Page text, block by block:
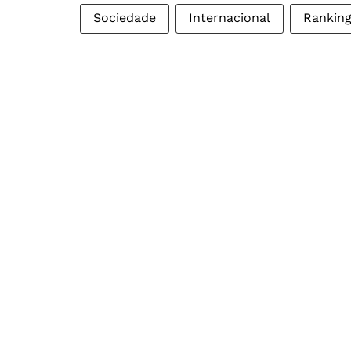
Sociedade Internacional Ranking